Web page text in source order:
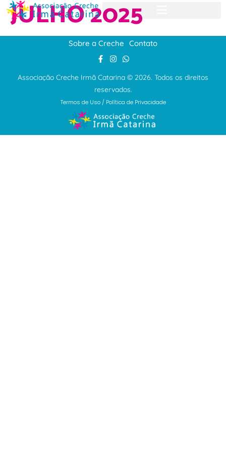
JULHO 2025
Sobre a Creche Contato
Associação Creche Irmã Catarina © 2026. Todos os direitos
reservados.
Termos de Uso/ Política de Privacidade